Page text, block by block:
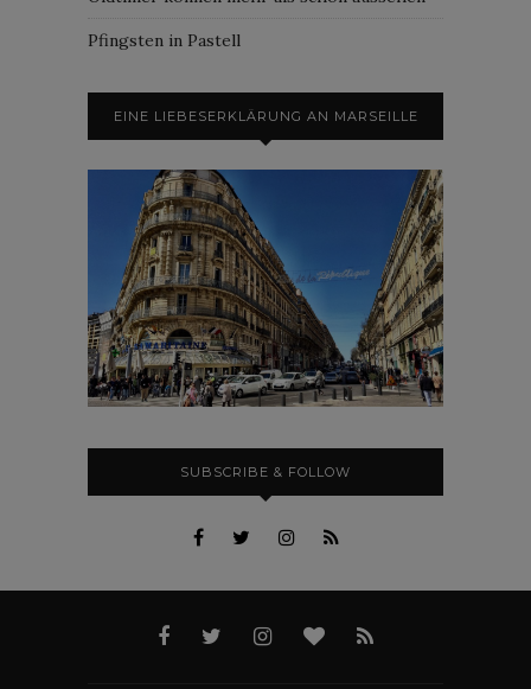
Pfingsten in Pastell
EINE LIEBESERKLÄRUNG AN MARSEILLE
SUBSCRIBE & FOLLOW